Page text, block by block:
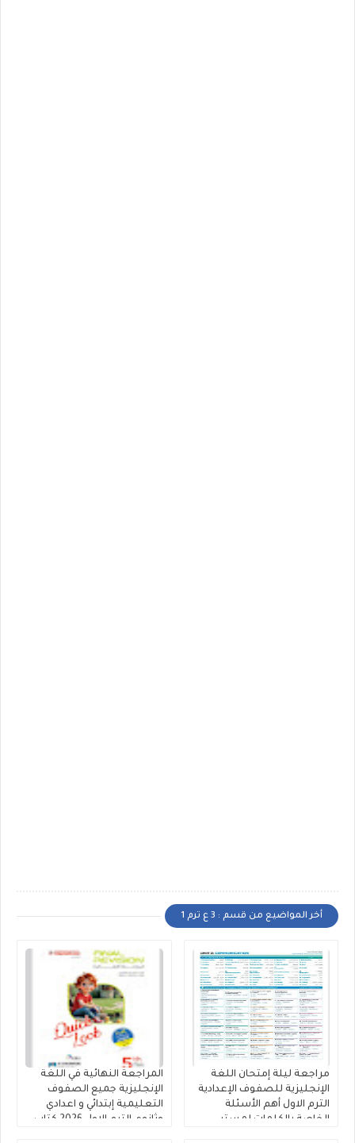
أخر المواضيع من قسم : 3 ع ترم 1
مراجعة ليلة إمتحان اللغة
الإنجليزية للصفوف الإعدادية
الترم الاول أهم الأسئلة
الخاصة بالكلمات لمستر
المراجعة النهائية في اللغة
الإنجليزية جميع الصفوف
التعليمية إبتدائي و اعدادي
وثانوي الترم الاول 2026 كتاب